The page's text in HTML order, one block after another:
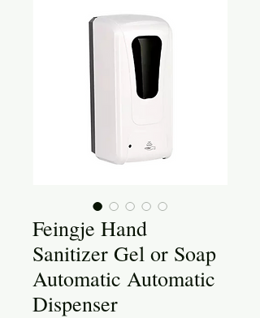
Feingje Hand
Sanitizer Gel or Soap
Automatic Automatic
Dispenser